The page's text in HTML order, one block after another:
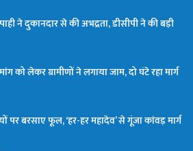
ने दुकानदार से की अभद्रता, डीसीपी ने की बड़ी
को लेकर ग्रामीणों ने लगाया जाम, दो घंटे रहा मार्ग
पर बरसाए फूल, ‘हर-हर महादेव’ से गूंजा कांवड़ मार्ग